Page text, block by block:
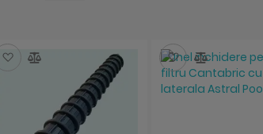
Salveaza Salveaza
Compara